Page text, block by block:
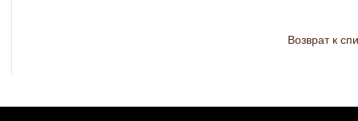
Возврат к